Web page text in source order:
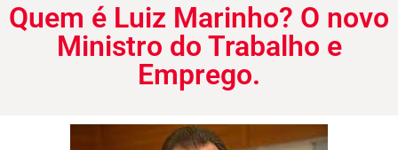
Quem é Luiz Marinho? O novo
Ministro do Trabalho e
Emprego.